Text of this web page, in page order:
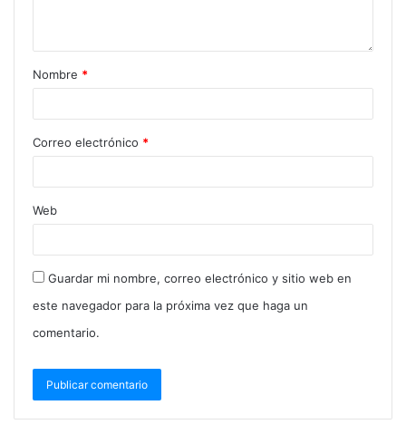
Nombre *
Correo electrónico *
Web
Guardar mi nombre, correo electrónico y sitio web en
este navegador para la próxima vez que haga un
comentario.